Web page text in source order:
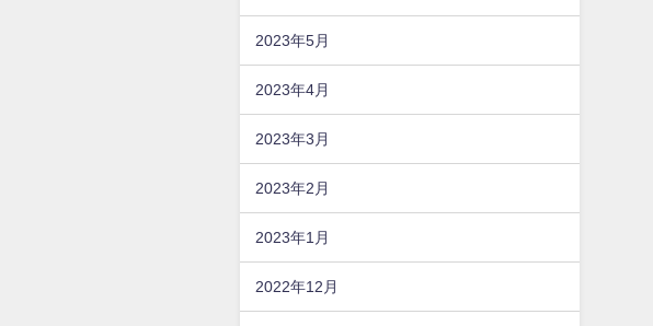
2023年5月
2023年4月
2023年3月
2023年2月
2023年1月
2022年12月